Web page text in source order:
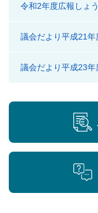
令和2年度広報しょ
議会だより平成21年
議会だより平成23年